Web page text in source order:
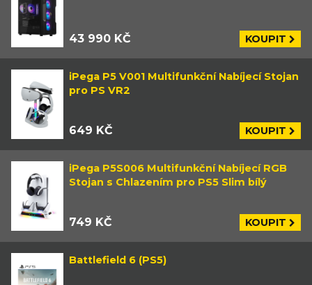
43 990 KČ KOUPIT
iPega P5 V001 Multifunkční Nabíjecí Stojan
pro PS VR2
649 KČ KOUPIT
iPega P5S006 Multifunkční Nabíjecí RGB
Stojan s Chlazením pro PS5 Slim bílý
749 KČ KOUPIT
Battlefield 6 (PS5)